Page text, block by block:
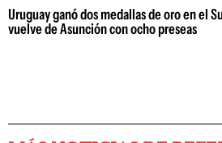
Uruguay ganó dos medallas de oro en el
vuelve de Asunción con ocho preseas